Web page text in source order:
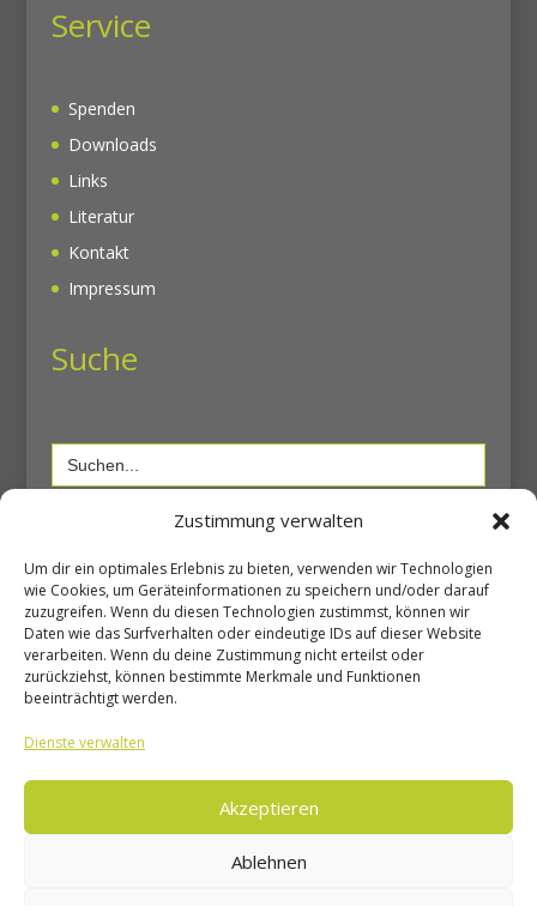
Zustimmung verwalten
Um dir ein optimales Erlebnis zu bieten, verwenden wir Technologien
wie Cookies, um Geräteinformationen zu speichern und/oder darauf
zuzugreifen. Wenn du diesen Technologien zustimmst, können wir
Daten wie das Surfverhalten oder eindeutige IDs auf dieser Website
verarbeiten. Wenn du deine Zustimmung nicht erteilst oder
zurückziehst, können bestimmte Merkmale und Funktionen
beeinträchtigt werden.
Dienste verwalten
Akzeptieren
Ablehnen
Service
Spenden
Downloads
Links
Literatur
Kontakt
Impressum
Suche
Search
for:
Shop
Shop
Warenkorb
Mein Konto
Unsere Seiten